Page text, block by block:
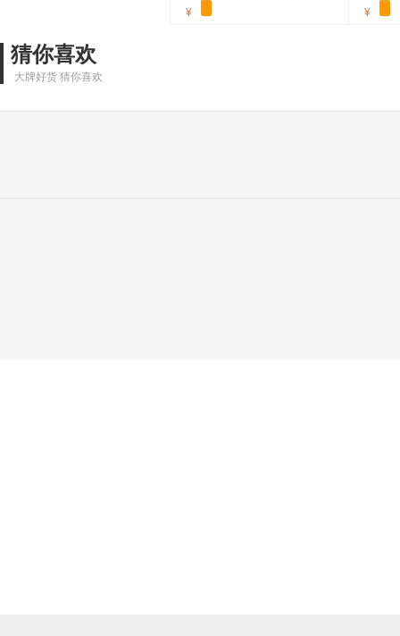
动鞋男孩
¥
童防
¥
猜你喜欢
大牌好货 猜你喜欢